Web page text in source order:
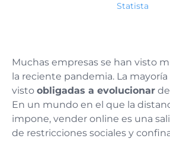
Statista
Muchas empresas se han visto
la reciente pandemia. La mayoría
visto obligadas a evolucionar
En un mundo en el que la
impone, vender online es una
de restricciones sociales y